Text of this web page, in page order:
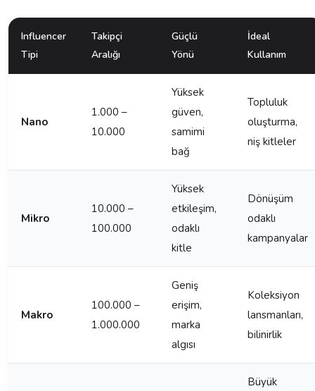
Influencer
Tipi
Takipçi
Aralığı
Güçlü
Yönü
İdeal
Kullanım
Nano
1.000 –
10.000
Yüksek
güven,
samimi
bağ
Topluluk
oluşturma,
niş kitleler
Mikro
10.000 –
100.000
Yüksek
etkileşim,
odaklı
kitle
Dönüşüm
odaklı
kampanyalar
Makro
100.000 –
1.000.000
Geniş
erişim,
marka
algısı
Koleksiyon
lansmanları,
bilinirlik
Büyük